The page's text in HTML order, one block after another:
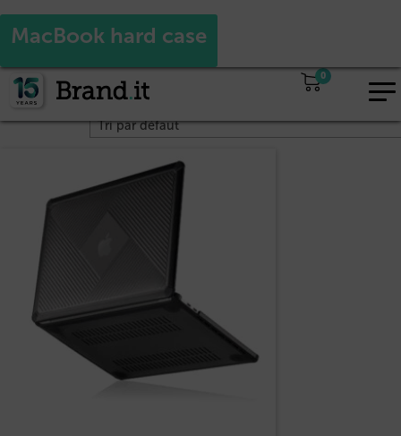
Adaptez votre visite à vos besoins : Vous êtes revendeur ?
0
FR
Accueil
MacBook hard case
Voici le seul résultat